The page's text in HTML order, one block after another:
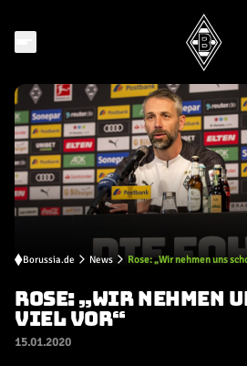
Borussia.de News Rose: „Wir nehmen uns
ROSE: „WIR NEHMEN
VIEL VOR“
15.01.2020